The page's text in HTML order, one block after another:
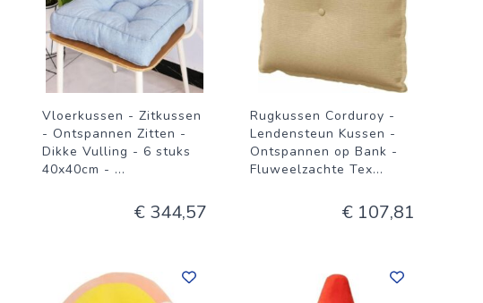
Vloerkussen - Zitkussen
- Ontspannen Zitten -
Dikke Vulling - 6 stuks
40x40cm - ...
€ 344,57
Rugkussen Corduroy -
Lendensteun Kussen -
Ontspannen op Bank -
Fluweelzachte Tex...
€ 107,81